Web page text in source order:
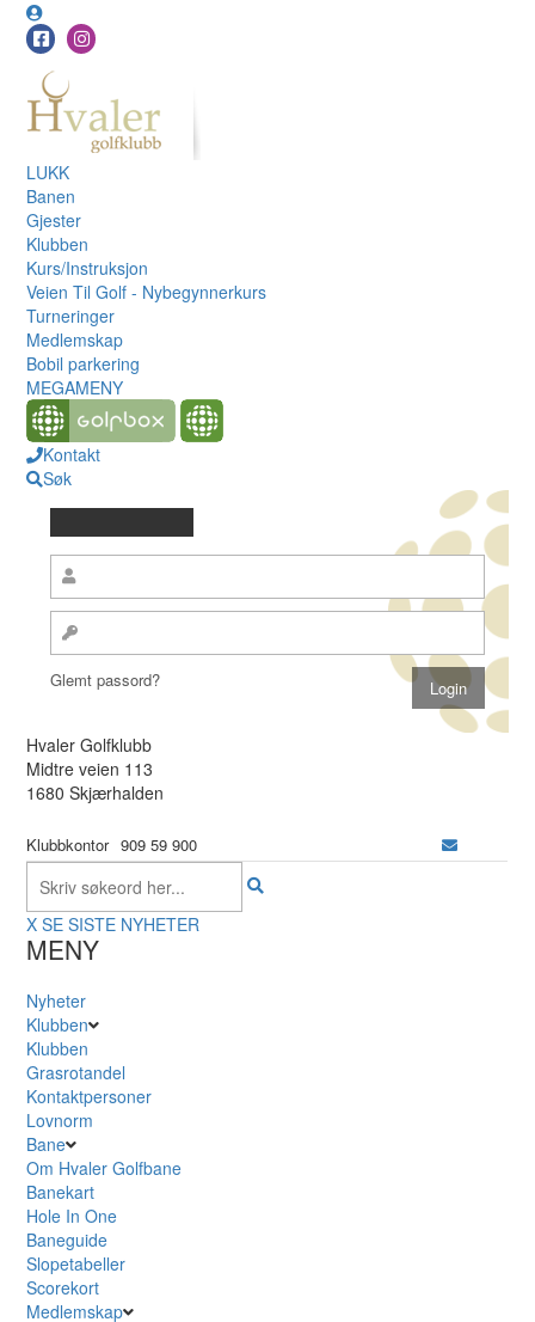
LUKK
Banen
Gjester
Klubben
Kurs/Instruksjon
Veien Til Golf - Nybegynnerkurs
Turneringer
Medlemskap
Bobil parkering
MEGAMENY
Kontakt
Søk
Glemt passord?
Hvaler Golfklubb
Midtre veien 113
1680 Skjærhalden
Klubbkontor 909 59 900
X SE SISTE NYHETER
MENY
Nyheter
Klubben
Klubben
Grasrotandel
Kontaktpersoner
Lovnorm
Bane
Om Hvaler Golfbane
Banekart
Hole In One
Baneguide
Slopetabeller
Scorekort
Medlemskap